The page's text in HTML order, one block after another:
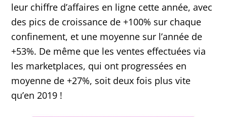
leur chiffre d’affaires en ligne cette année, avec
des pics de croissance de +100% sur chaque
confinement, et une moyenne sur l’année de
+53%. De même que les ventes effectuées via
les marketplaces, qui ont progressées en
moyenne de +27%, soit deux fois plus vite
qu’en 2019 !